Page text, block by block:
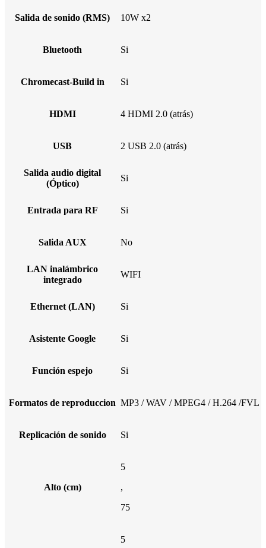
Salida de sonido (RMS) 10W x2
Bluetooth Si
Chromecast-Build in Si
HDMI 4 HDMI 2.0 (atrás)
USB 2 USB 2.0 (atrás)
Salida audio digital
(Óptico)
Si
Entrada para RF Si
Salida AUX No
LAN inalámbrico
integrado
WIFI
Ethernet (LAN) Si
Asistente Google Si
Función espejo Si
Formatos de reproduccion MP3 / WAV / MPEG4 / H.264 /FVL
Replicación de sonido Si
Alto (cm)
5
,
75
5